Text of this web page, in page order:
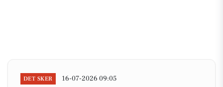
DET SKER 16-07-2026 09:05